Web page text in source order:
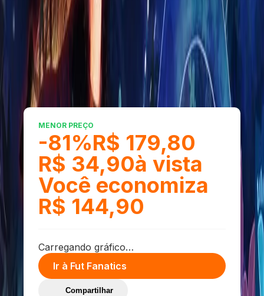
Seu comentário
Enviar Avaliação
Últimas Avaliações
MENOR PREÇO
-81%R$ 179,80
R$ 34,90à vista
Você economiza
R$ 144,90
Carregando gráfico…
Ir à Fut Fanatics
Compartilhar